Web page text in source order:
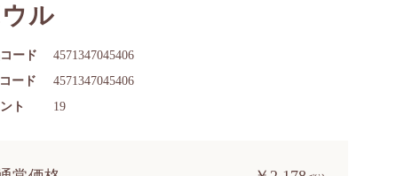
ル
ード 4571347045406
ト 19
ード 4571347045406